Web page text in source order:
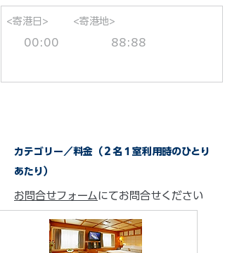
<寄港日>
00:00
<寄港地>
88:88
カテゴリー／料金（２名１室利用時のひとり
あたり）
お問合せフォームにてお問合せください